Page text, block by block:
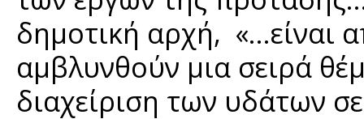
δημοτική αρχή, «…είναι
αμβλυνθούν μια σειρά
διαχείριση των υδάτων